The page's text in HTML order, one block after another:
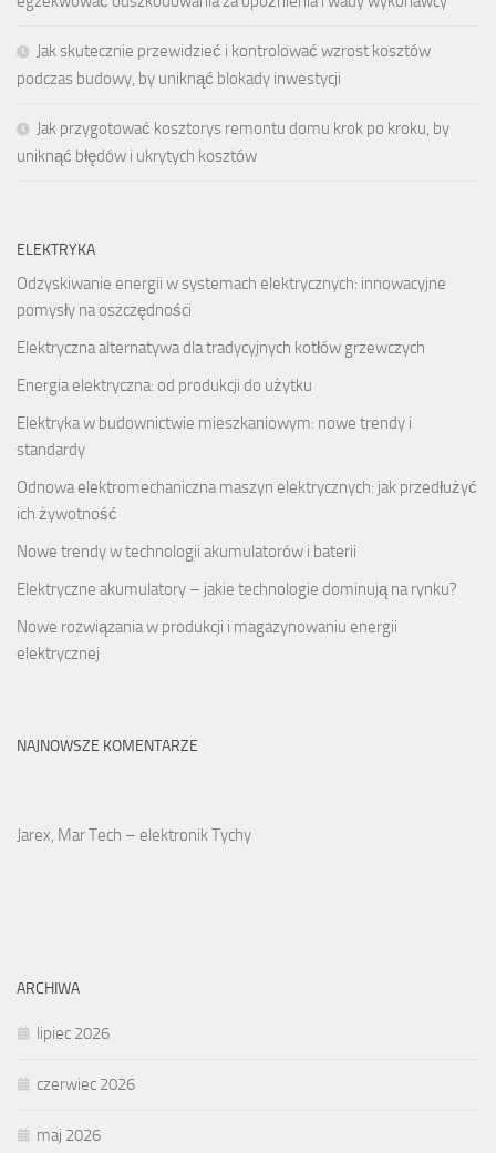
Jak skutecznie przewidzieć i kontrolować wzrost kosztów
podczas budowy, by uniknąć blokady inwestycji
Jak przygotować kosztorys remontu domu krok po kroku, by
uniknąć błędów i ukrytych kosztów
ELEKTRYKA
Odzyskiwanie energii w systemach elektrycznych: innowacyjne
pomysły na oszczędności
Elektryczna alternatywa dla tradycyjnych kotłów grzewczych
Energia elektryczna: od produkcji do użytku
Elektryka w budownictwie mieszkaniowym: nowe trendy i
standardy
Odnowa elektromechaniczna maszyn elektrycznych: jak przedłużyć
ich żywotność
Nowe trendy w technologii akumulatorów i baterii
Elektryczne akumulatory – jakie technologie dominują na rynku?
Nowe rozwiązania w produkcji i magazynowaniu energii
elektrycznej
NAJNOWSZE KOMENTARZE
Jarex, Mar Tech – elektronik Tychy
ARCHIWA
lipiec 2026
czerwiec 2026
maj 2026